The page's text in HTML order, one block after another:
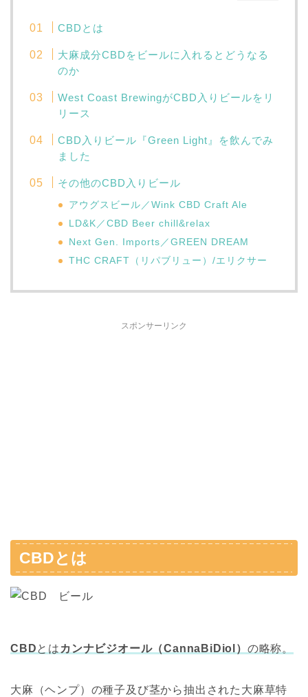
CBDとは
大麻成分CBDをビールに入れるとどうなる
のか
West Coast BrewingがCBD入りビールをリ
リース
CBD入りビール『Green Light』を飲んでみ
ました
その他のCBD入りビール
アウグスビール／Wink CBD Craft Ale
LD&K／CBD Beer chill&relax
Next Gen. Imports／GREEN DREAM
THC CRAFT（リパブリュー）/エリクサー
スポンサーリンク
CBDとは
CBDとはカンナビジオール（CannaBiDiol） の略称。
大麻（ヘンプ）の種子及び茎から抽出された大麻草特